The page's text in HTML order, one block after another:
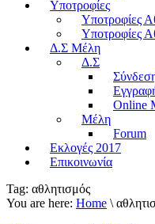
Υποτροφίες
Υποτροφίες
Υποτροφίες
Δ.Σ Μέλη
Δ.Σ
Online
Μέλη
Forum
Εκλογές 2017
Επικοινωνία
Tag: αθλητισμός
You are here: Home \